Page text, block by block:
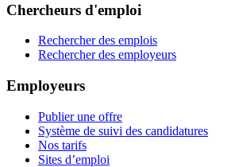
Chercheurs d'emploi
Rechercher des emplois
Rechercher des employeurs
Employeurs
Publier une offre
Système de suivi des candidatures
Nos tarifs
Sites d’emploi